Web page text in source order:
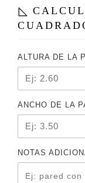
ALTURA DE LA
ANCHO DE LA
NOTAS